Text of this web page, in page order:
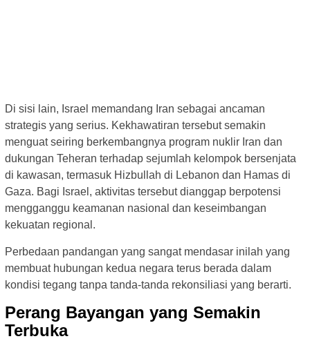
Di sisi lain, Israel memandang Iran sebagai ancaman
strategis yang serius. Kekhawatiran tersebut semakin
menguat seiring berkembangnya program nuklir Iran dan
dukungan Teheran terhadap sejumlah kelompok bersenjata
di kawasan, termasuk Hizbullah di Lebanon dan Hamas di
Gaza. Bagi Israel, aktivitas tersebut dianggap berpotensi
mengganggu keamanan nasional dan keseimbangan
kekuatan regional.
Perbedaan pandangan yang sangat mendasar inilah yang
membuat hubungan kedua negara terus berada dalam
kondisi tegang tanpa tanda-tanda rekonsiliasi yang berarti.
Perang Bayangan yang Semakin
Terbuka